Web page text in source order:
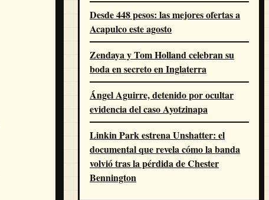
Desde 448 pesos: las mejores ofertas a
Acapulco este agosto
Zendaya y Tom Holland celebran su
boda en secreto en Inglaterra
Ángel Aguirre, detenido por ocultar
evidencia del caso Ayotzinapa
Linkin Park estrena Unshatter: el
documental que revela cómo la banda
volvió tras la pérdida de Chester
Bennington